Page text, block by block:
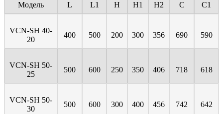
Модель L L1 H H1 H2 C C1
VCN-SH 40-
20
400 500 200 300 356 690 590
VCN-SH 50-
25
500 600 250 350 406 718 618
VCN-SH 50-
30
500 600 300 400 456 742 642